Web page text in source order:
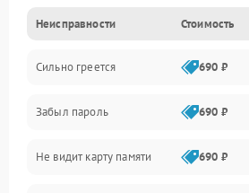
Экран и изображение
Дисплей
Экран (дисплей)
Связь
Неисправности Стоимость
Сильно греется 690 ₽
Забыл пароль 690 ₽
Не видит карту памяти 690 ₽